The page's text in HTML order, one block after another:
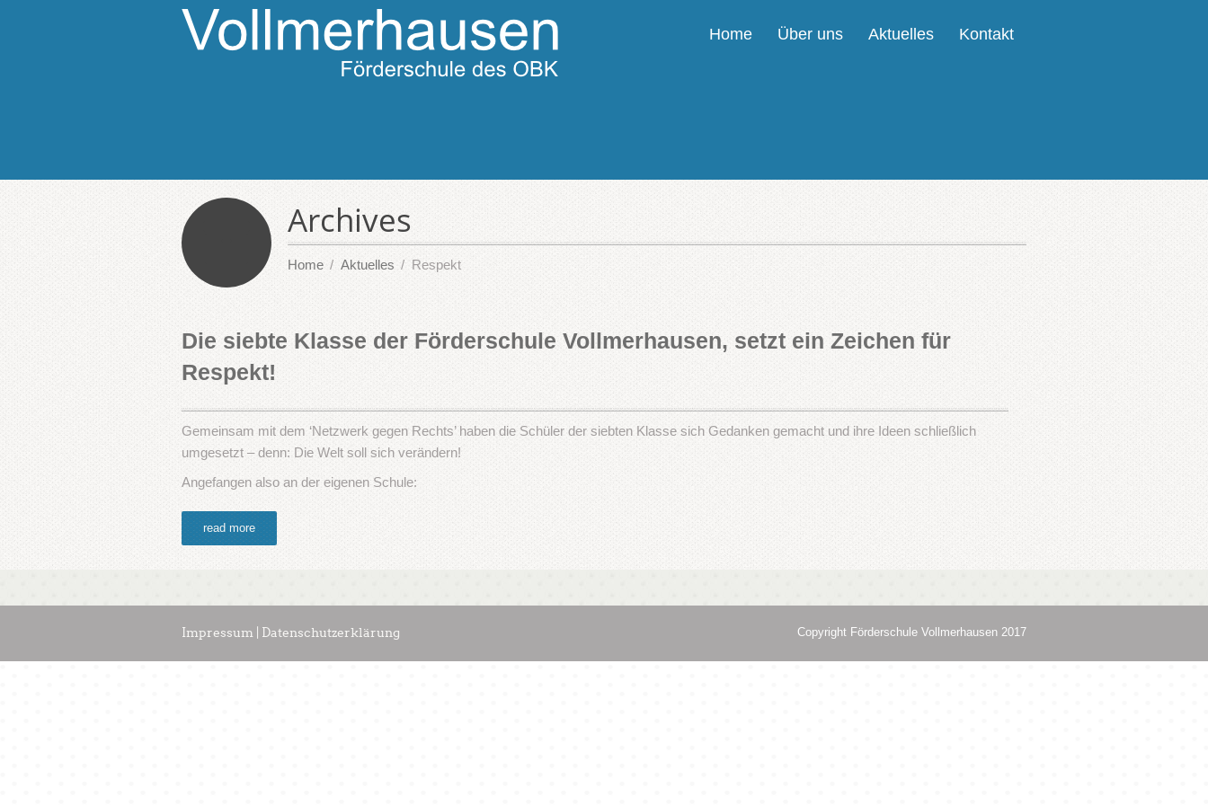
Home Über uns Aktuelles Kontakt
Archives
Home Aktuelles Respekt
Die siebte Klasse der Förderschule Vollmerhausen, setzt ein Zeichen für
Respekt!
Gemeinsam mit dem ‘Netzwerk gegen Rechts’ haben die Schüler der siebten Klasse sich Gedanken gemacht und ihre Ideen schließlich
umgesetzt – denn: Die Welt soll sich verändern!
Angefangen also an der eigenen Schule:
read more
Impressum | Datenschutzerklärung Copyright Förderschule Vollmerhausen 2017